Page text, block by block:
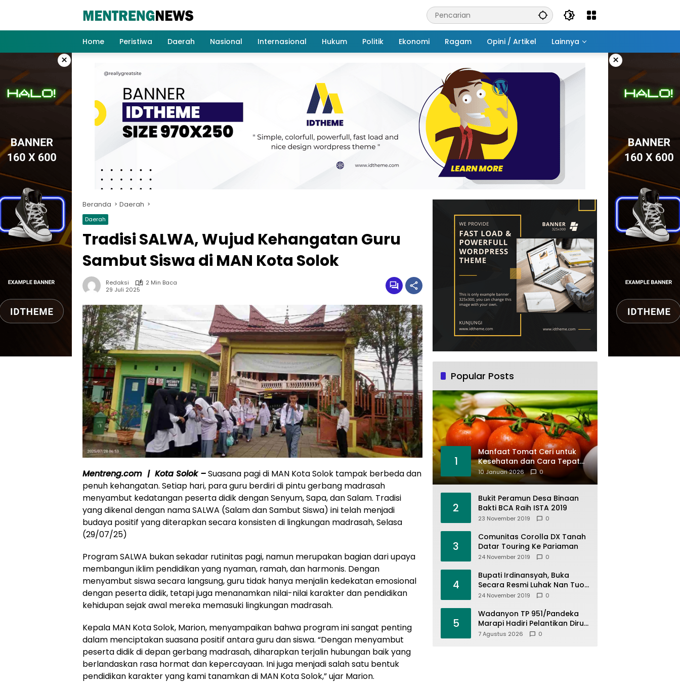
Home
Peristiwa Daerah Nasional Internasional Hukum Politik Ekonomi Ragam Opini / Artikel Lainnya
× ×
Beranda Daerah
Daerah
Tradisi SALWA, Wujud Kehangatan Guru
Sambut Siswa di MAN Kota Solok
Redaksi
2 Min Baca
29 Juli 2025
Mentreng.com | Kota Solok –Suasana pagi di MAN Kota Solok tampak berbeda dan
penuh kehangatan. Setiap hari, para guru berdiri di pintu gerbang madrasah
menyambut kedatangan peserta didik dengan Senyum, Sapa, dan Salam. Tradisi
yang dikenal dengan nama SALWA (Salam dan Sambut Siswa) ini telah menjadi
budaya positif yang diterapkan secara konsisten di lingkungan madrasah, Selasa
(29/07/25)
Program SALWA bukan sekadar rutinitas pagi, namun merupakan bagian dari upaya
membangun iklim pendidikan yang nyaman, ramah, dan harmonis. Dengan
menyambut siswa secara langsung, guru tidak hanya menjalin kedekatan emosional
dengan peserta didik, tetapi juga menanamkan nilai-nilai karakter dan pendidikan
kehidupan sejak awal mereka memasuki lingkungan madrasah.
Kepala MAN Kota Solok, Marion, menyampaikan bahwa program ini sangat penting
dalam menciptakan suasana positif antara guru dan siswa. “Dengan menyambut
peserta didik di depan gerbang madrasah, diharapkan terjalin hubungan baik yang
berlandaskan rasa hormat dan kepercayaan. Ini juga menjadi salah satu bentuk
pendidikan karakter yang kami tanamkan di MAN Kota Solok,” ujar Marion.
Popular Posts
1
Manfaat Tomat Ceri untuk
Kesehatan dan Cara Tepat
Mengonsumsinya
10 Januari 2026 0
2
Bukit Peramun Desa Binaan
Bakti BCA Raih ISTA 2019
23 November 2019 0
3
Comunitas Corolla DX Tanah
Datar Touring Ke Pariaman
24 November 2019 0
4
Bupati Irdinansyah, Buka
Secara Resmi Luhak Nan Tuo
Wirabraja Adventure Offroad
24 November 2019 0
5
Wadanyon TP 951/Pandeka
Marapi Hadiri Pelantikan Dirut
PDAM Tirta Alami
7 Agustus 2026 0